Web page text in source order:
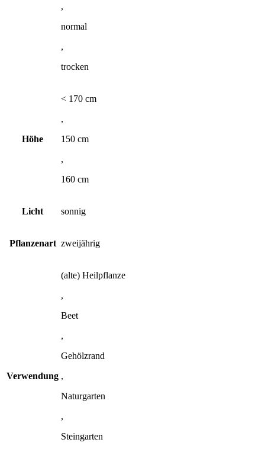
,
normal
,
trocken
Höhe
< 170 cm
,
150 cm
,
160 cm
Licht sonnig
Pflanzenart zweijährig
Verwendung
(alte) Heilpflanze
,
Beet
,
Gehölzrand
,
Naturgarten
,
Steingarten